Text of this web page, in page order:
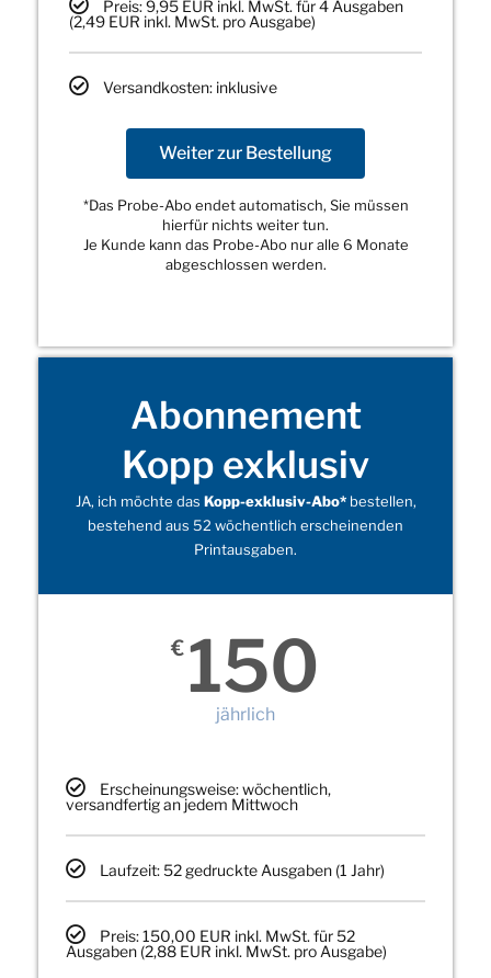
Preis: 9,95 EUR inkl. MwSt. für 4 Ausgaben
(2,49 EUR inkl. MwSt. pro Ausgabe)
Versandkosten: inklusive
Weiter zur Bestellung
*Das Probe-Abo endet automatisch, Sie müssen
hierfür nichts weiter tun.
Je Kunde kann das Probe-Abo nur alle 6 Monate
abgeschlossen werden.
Abonnement
Kopp exklusiv
JA, ich möchte das Kopp-exklusiv-Abo*bestellen,
bestehend aus 52 wöchentlich erscheinenden
Printausgaben.
€ 150
jährlich
Erscheinungsweise: wöchentlich,
versandfertig an jedem Mittwoch
Laufzeit: 52 gedruckte Ausgaben (1 Jahr)
Preis: 150,00 EUR inkl. MwSt. für 52
Ausgaben (2,88 EUR inkl. MwSt. pro Ausgabe)